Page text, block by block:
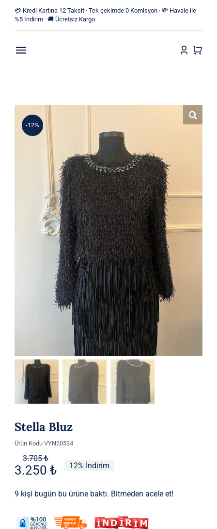
content
💳 Kredi Kartına 12 Taksit · Tek çekimde 0 Komisyon · 💸 Havale ile
%5 İndirim · 🚚 Ücretsiz Kargo
Toggle
Mağaza
Yeni Ürünler
-12%
Stella Bluz
Ürün Kodu VYN20534
3.705₺
Orijinal
fiyat:
3.705 ₺.
3.250 ₺
Şu
andaki
fiyat:
12% İndirim
9 kişi bugün bu ürüne baktı. Bitmeden acele et!